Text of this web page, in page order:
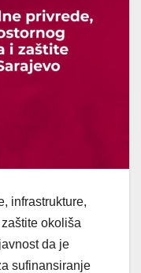
infrastrukture,
okoliša
da je
sufinansiranje